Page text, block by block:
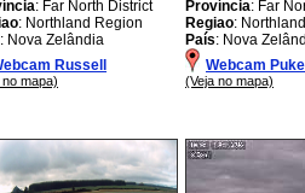
: Far North District
: Northland Region
: Nova Zelândia
Russell
no mapa)
Província: Far
Regiao:
País: Nova
Webcam
(Veja no mapa)